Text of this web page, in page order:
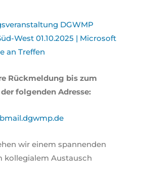
DGWMP
West 01.10.2025 | Microsoft
an Treffen
Rückmeldung bis zum
folgenden Adresse:
wir einem spannenden
kollegialem Austausch